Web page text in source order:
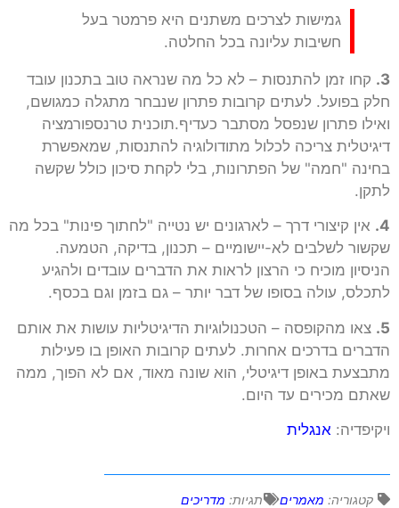
גמישות לצרכים משתנים היא פרמטר בעל
חשיבות עליונה בכל החלטה.
3. קחו זמן להתנסות – לא כל מה שנראה טוב בתכנון עובד
חלק בפועל. לעתים קרובות פתרון שנבחר מתגלה כמגושם,
ואילו פתרון שנפסל מסתבר כעדיף.תוכנית טרנספורמציה
דיגיטלית צריכה לכלול מתודולוגיה להתנסות, שמאפשרת
בחינה "חמה" של הפתרונות, בלי לקחת סיכון כולל שקשה
לתקן.
4. אין קיצורי דרך – לארגונים יש נטייה "לחתוך פינות" בכל מה
שקשור לשלבים לא-יישומיים – תכנון, בדיקה, הטמעה.
הניסיון מוכיח כי הרצון לראות את הדברים עובדים ולהגיע
לתכלס, עולה בסופו של דבר יותר – גם בזמן וגם בכסף.
5. צאו מהקופסה – הטכנולוגיות הדיגיטליות עושות את אותם
הדברים בדרכים אחרות. לעתים קרובות האופן בו פעילות
מתבצעת באופן דיגיטלי, הוא שונה מאוד, אם לא הפוך, ממה
שאתם מכירים עד היום.
ויקיפדיה: אנגלית
קטגוריה: מאמרים תגיות: מדריכים